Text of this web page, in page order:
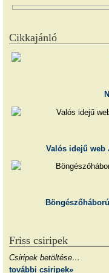
Cikkajánló
Valós idejű web
Friss csiripek
Csiripek betöltése…
további csiripek»